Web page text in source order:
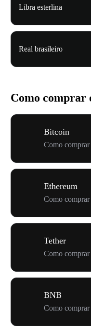
Libra esterlina
Real brasileiro
Como comprar
Bitcoin
Como
Ethereum
Como
Tether
Como
BNB
Como